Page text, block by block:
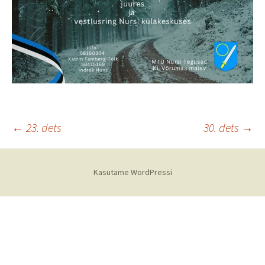
Postituste
töölaud
← 23. dets 30. dets →
Kasutame WordPressi